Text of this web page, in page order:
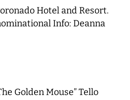
Hotel and Resort.
Info: Deanna
Golden Mouse” Tello